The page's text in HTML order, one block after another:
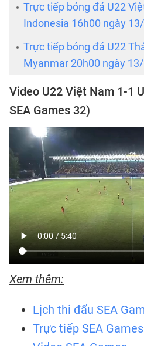
Trực tiếp bóng đá U22
Indonesia 16h00 ngày
Trực tiếp bóng đá U22
Myanmar 20h00 ngày
Video U22 Việt Nam 1-1
SEA Games 32)
Xem thêm:
Lịch thi đấu SEA
Trực tiếp SEA Games